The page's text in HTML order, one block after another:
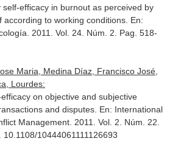
self-efficacy in burnout as perceived by
according to working conditions. En:
. 2011. Vol. 24. Núm. 2. Pag. 518-
Maria, Medina Díaz, Francisco José,
Lourdes:
on objective and subjective
and disputes. En: International
Management. 2011. Vol. 2. Núm. 22.
10.1108/10444061111126693